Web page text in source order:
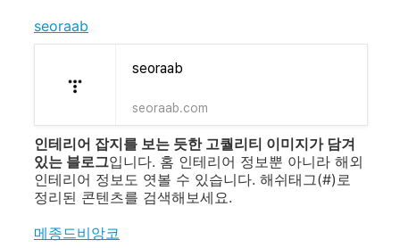
seoraab
seoraab
seoraab.com
인테리어 잡지를 보는 듯한 고퀄리티 이미지가 담겨
있는 블로그입니다. 홈 인테리어 정보뿐 아니라 해외
인테리어 정보도 엿볼 수 있습니다. 해쉬태그(#)로
정리된 콘텐츠를 검색해보세요.
메종드비앙코